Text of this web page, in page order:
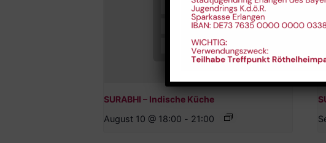
SURABHI – Indische Küche
August 10 @ 18:00 - 21:00